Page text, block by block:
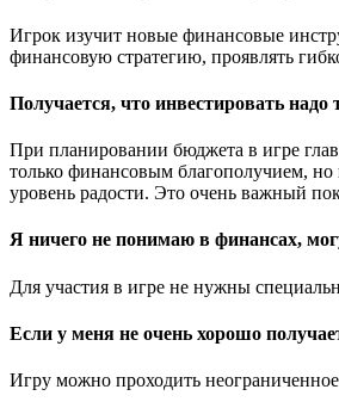
Игрок изучит новые финансовые
финансовую стратегию, проявлять
Получается, что инвестировать надо
При планировании бюджета в игре
только финансовым благополучием,
уровень радости. Это очень важный
Я ничего не понимаю в финансах,
Для участия в игре не нужны
Если у меня не очень хорошо
Игру можно проходить неограниченное